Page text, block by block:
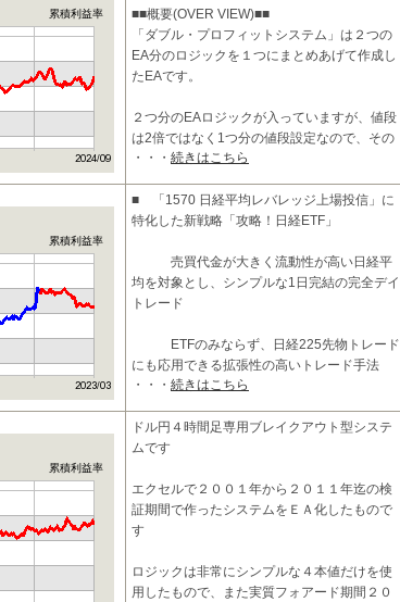
累積利益率
■■概要(OVER VIEW)■■
「ダブル・プロフィットシステム」は２つの
EA分のロジックを１つにまとめあげて作成し
たEAです。
２つ分のEAロジックが入っていますが、値段
は2倍ではなく1つ分の値段設定なので、その
点でもお得なEAとなっています。
【損小利大のロジック】
・・・ 続きはこちら
累積利益率
■ 「1570 日経平均レバレッジ上場投信」に
特化した新戦略「攻略！日経ETF」
売買代金が大きく流動性が高い日経平
均を対象とし、シンプルな1日完結の完全デイ
トレード
ETFのみならず、日経225先物トレード
にも応用できる拡張性の高いトレード手法
シス
・・・ 続きはこちら
累積利益率
ドル円４時間足専用ブレイクアウト型システ
ムです
エクセルで２００１年から２０１１年迄の検
証期間で作ったシステムをＥＡ化したもので
す
ロジックは非常にシンプルな４本値だけを使
用したもので、また実質フォアード期間２０